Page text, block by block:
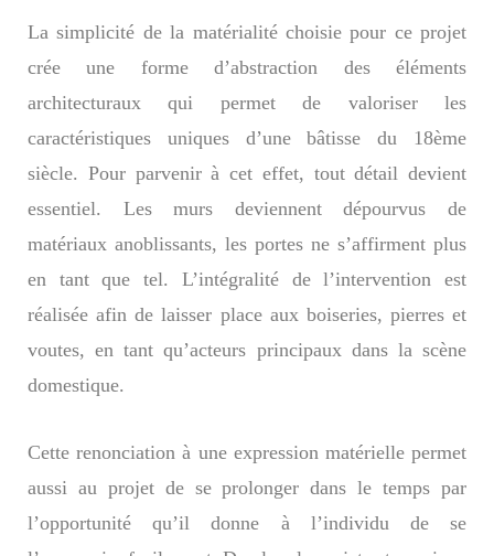
La simplicité de la matérialité choisie pour ce projet
crée une forme d’abstraction des éléments
architecturaux qui permet de valoriser les
caractéristiques uniques d’une bâtisse du 18ème
siècle. Pour parvenir à cet effet, tout détail devient
essentiel. Les murs deviennent dépourvus de
matériaux anoblissants, les portes ne s’affirment plus
en tant que tel. L’intégralité de l’intervention est
réalisée afin de laisser place aux boiseries, pierres et
voutes, en tant qu’acteurs principaux dans la scène
domestique.
Cette renonciation à une expression matérielle permet
aussi au projet de se prolonger dans le temps par
l’opportunité qu’il donne à l’individu de se